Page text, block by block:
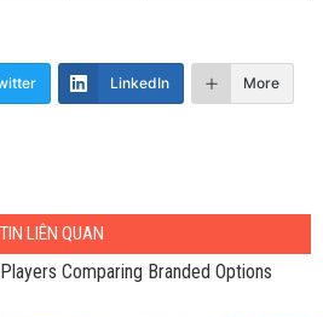
LinkedIn More
TIN LIÊN QUAN
Comparing Branded Options